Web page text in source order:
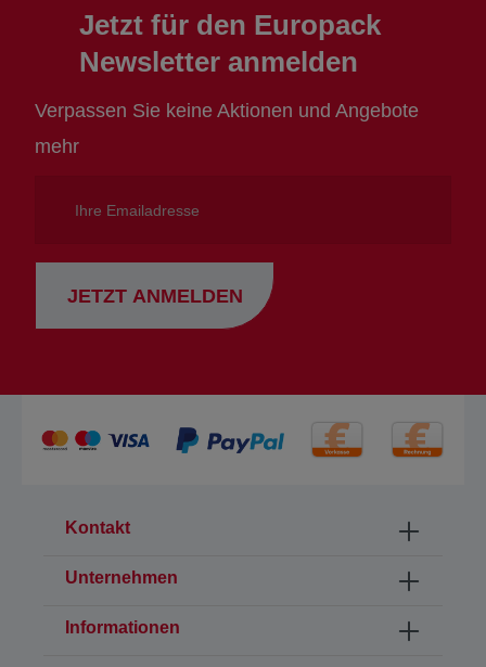
Jetzt für den Europack
Newsletter anmelden
Verpassen Sie keine Aktionen und Angebote
mehr
Emailadresse
JETZT ANMELDEN
Kontakt
Unternehmen
Informationen